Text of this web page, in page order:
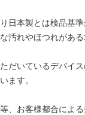
日本製とは検品基
汚れやほつれがある
だいているデバイ
ます。
、お客様都合によ